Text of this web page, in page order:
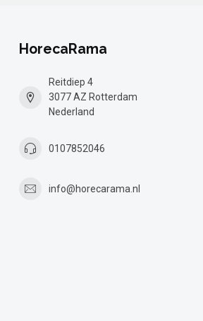
HorecaRama
Reitdiep 4
3077 AZ Rotterdam
Nederland
0107852046
info@horecarama.nl